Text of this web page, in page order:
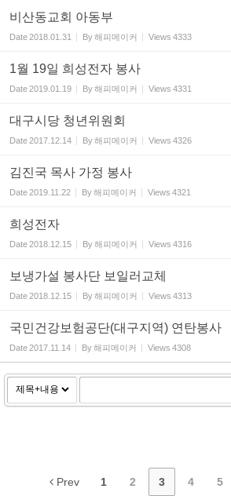
비산동교회 아동부
Date2018.01.31 By해피메이커 Views 4333
1월 19일 희성전자 봉사
Date2019.01.19 By해피메이커 Views 4331
대구시당 청년위원회
Date2017.12.14 By해피메이커 Views 4326
김진국 목사 가정 봉사
Date2019.11.22 By해피메이커 Views 4321
희성전자
Date2018.12.15 By해피메이커 Views 4316
보냉가설 봉사단 보일러교체
Date2018.12.15 By해피메이커 Views 4313
국민건강보험공단(대구지역) 연탄봉사
Date2017.11.14 By해피메이커 Views 4308
Prev 1 2 3 4 5